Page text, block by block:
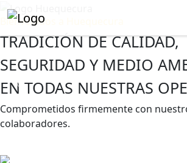
Bienvenidos a Huequecura
TRADICIÓN DE CALIDAD,
SEGURIDAD Y MEDIO
EN TODAS NUESTRAS
Comprometidos firmemente con
colaboradores.
Previous